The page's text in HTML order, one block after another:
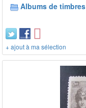
Albums de timbres
+ ajout à ma sélection